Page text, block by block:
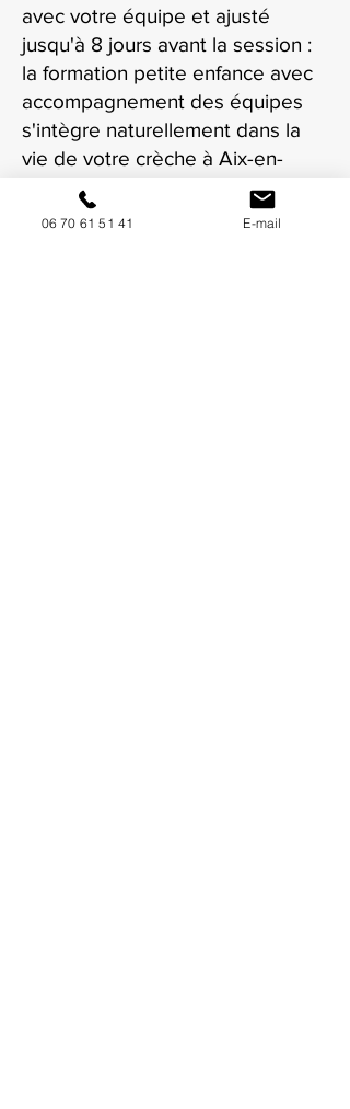
avec votre équipe et ajusté
jusqu'à 8 jours avant la session :
la formation petite enfance avec
accompagnement des équipes
s'intègre naturellement dans la
vie de votre crèche à Aix-en-
Provence.
06 70 61 51 41 E-mail